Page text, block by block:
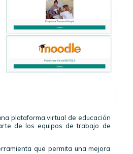
plataforma virtual de educación
de los equipos de trabajo de
que permita una mejora